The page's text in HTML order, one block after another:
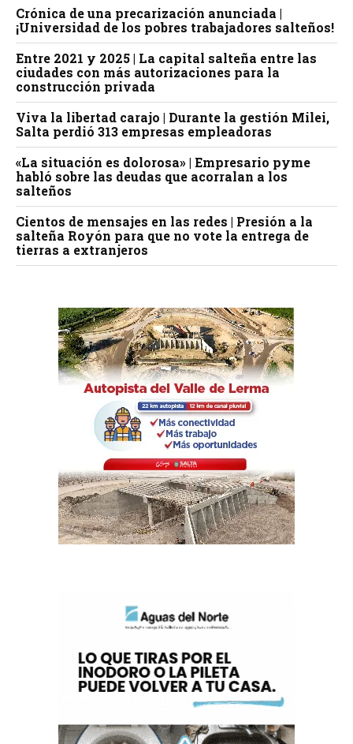
Crónica de una precarización anunciada |
¡Universidad de los pobres trabajadores salteños!
Entre 2021 y 2025 | La capital salteña entre las
ciudades con más autorizaciones para la
construcción privada
Viva la libertad carajo | Durante la gestión Milei,
Salta perdió 313 empresas empleadoras
«La situación es dolorosa» | Empresario pyme
habló sobre las deudas que acorralan a los
salteños
Cientos de mensajes en las redes | Presión a la
salteña Royón para que no vote la entrega de
tierras a extranjeros